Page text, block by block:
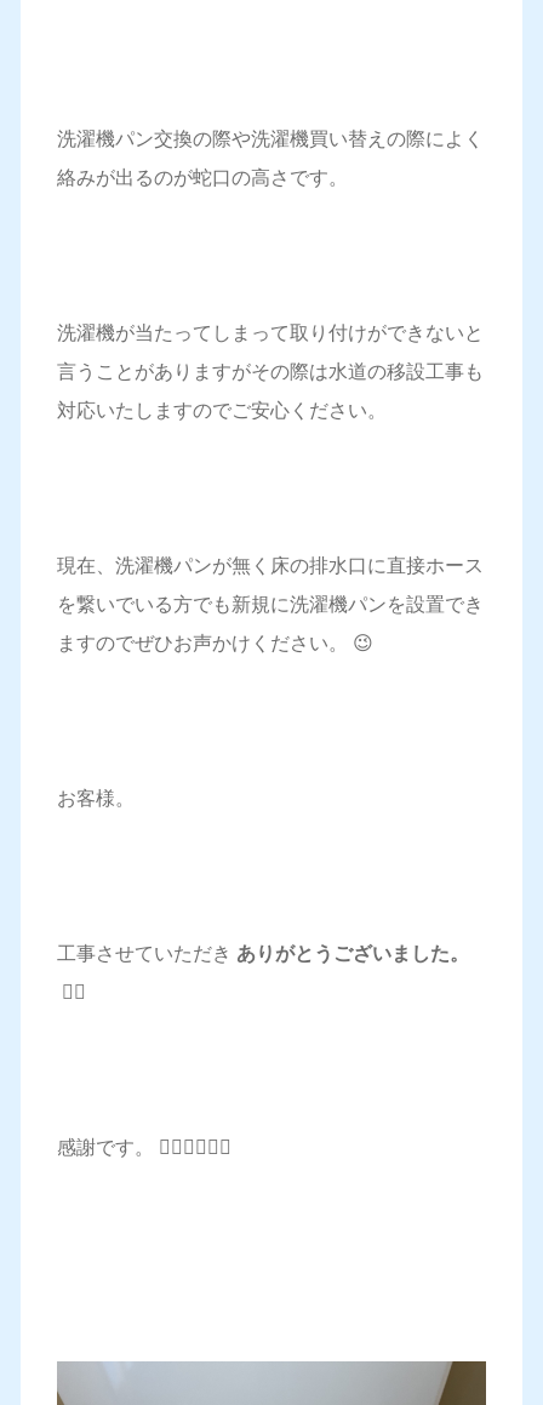
洗濯機パン交換の際や洗濯機買い替えの際によく
絡みが出るのが蛇口の高さです。
洗濯機が当たってしまって取り付けができないと
言うことがありますがその際は水道の移設工事も
対応いたしますのでご安心ください。
現在、洗濯機パンが無く床の排水口に直接ホース
を繋いでいる方でも新規に洗濯機パンを設置でき
ますのでぜひお声かけください。 😉
お客様。
工事させていただき ありがとうございました。
🙇‍♂️
感謝です。 🙇‍♂️🙇‍♂️🙇‍♂️